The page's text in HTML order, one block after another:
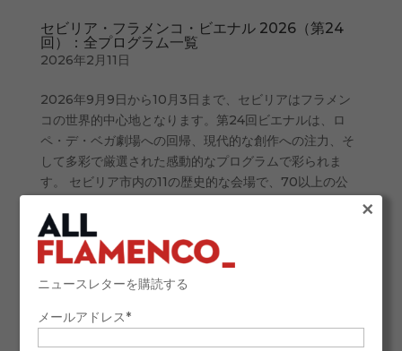
セビリア・フラメンコ・ビエナル 2026（第24
回）：全プログラム一覧
2026年2月11日
2026年9月9日から10月3日まで、セビリアはフラメン
コの世界的中心地となります。第24回ビエナルは、ロ
ペ・デ・ベガ劇場への回帰、現代的な創作への注力、そ
して多彩で厳選された感動的なプログラムで彩られま
す。 セビリア市内の11の歴史的な会場で、70以上の公
り、ギターの一流アーティストが登場します。バロック
教会での親密なリサイタルから、マエストランサ劇場で
の壮大なガラ公演、カイシャフォーラムでの家族向けイ
ベントまで、すべての観客に向けて多彩な演目が用意さ
ニュースレターを購読する
メールアドレス*
×